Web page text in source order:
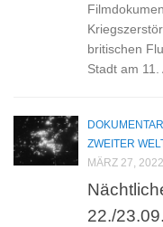
britischen
Stadt am 11.
ZWEITER
MÄRZ 27, 2022
22./